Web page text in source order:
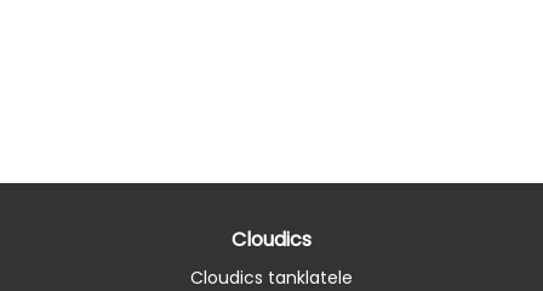
Cloudics
Cloudics tanklatele